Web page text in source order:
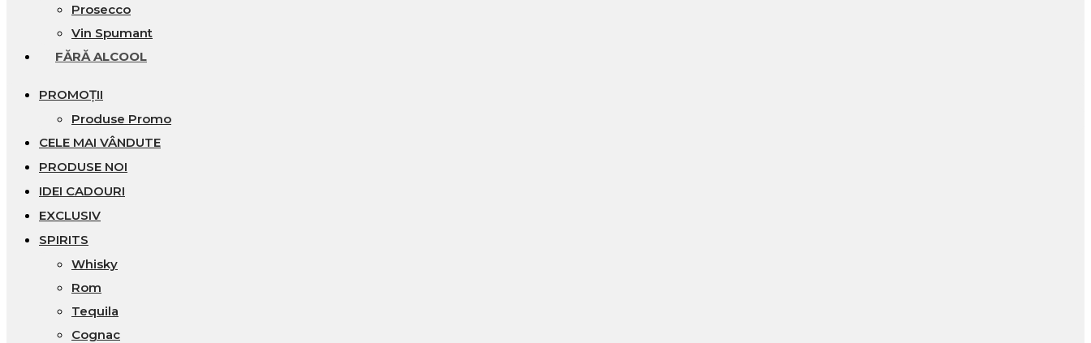
Prosecco
Vin Spumant
FĂRĂ ALCOOL
PROMOȚII
Produse Promo
CELE MAI VÂNDUTE
PRODUSE NOI
IDEI CADOURI
EXCLUSIV
SPIRITS
Whisky
Rom
Tequila
Cognac